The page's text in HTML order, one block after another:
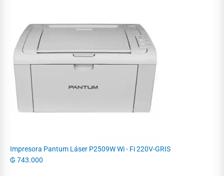
Impresora Pantum Láser P2509W Wi - Fi 220V-GRIS
₲ 743.000